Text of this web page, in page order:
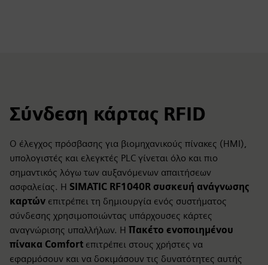
Σύνδεση κάρτας RFID
Ο έλεγχος πρόσβασης για βιομηχανικούς πίνακες (HMI),
υπολογιστές και ελεγκτές PLC γίνεται όλο και πιο
σημαντικός λόγω των αυξανόμενων απαιτήσεων
ασφαλείας. Η SIMATIC RF1040R συσκευή ανάγνωσης
καρτών επιτρέπει τη δημιουργία ενός συστήματος
σύνδεσης χρησιμοποιώντας υπάρχουσες κάρτες
αναγνώρισης υπαλλήλων. Η Πακέτο ενοποιημένου
πίνακα Comfort επιτρέπει στους χρήστες να
εφαρμόσουν και να δοκιμάσουν τις δυνατότητες αυτής